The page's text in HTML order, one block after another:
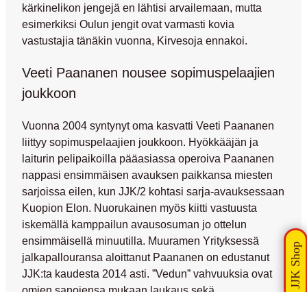
kärkinelikon jengejä en lähtisi arvailemaan, mutta
esimerkiksi Oulun jengit ovat varmasti kovia
vastustajia tänäkin vuonna, Kirvesoja ennakoi.
Veeti Paananen nousee sopimuspelaajien
joukkoon
Vuonna 2004 syntynyt oma kasvatti Veeti Paananen
liittyy sopimuspelaajien joukkoon. Hyökkääjän ja
laiturin pelipaikoilla pääasiassa operoiva Paananen
nappasi ensimmäisen avauksen paikkansa miesten
sarjoissa eilen, kun JJK/2 kohtasi sarja-avauksessaan
Kuopion Elon. Nuorukainen myös kiitti vastuusta
iskemällä kamppailun avausosuman jo ottelun
ensimmäisellä minuutilla. Muuramen Yrityksessä
jalkapallouransa aloittanut Paananen on edustanut
JJK:ta kaudesta 2014 asti. ”Vedun” vahvuuksia ovat